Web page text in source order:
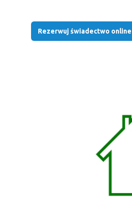
Rezerwuj świadectwo online